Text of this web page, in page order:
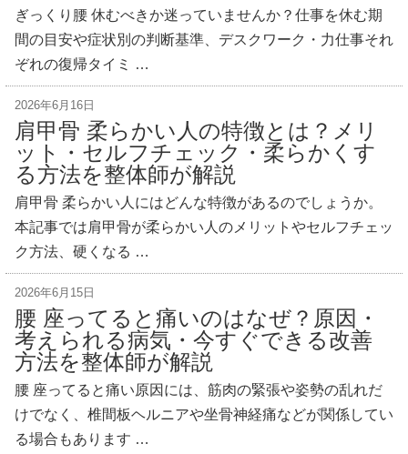
ぎっくり腰 休むべきか迷っていませんか？仕事を休む期
間の目安や症状別の判断基準、デスクワーク・力仕事それ
ぞれの復帰タイミ …
2026年6月16日
肩甲骨 柔らかい人の特徴とは？メリ
ット・セルフチェック・柔らかくす
る方法を整体師が解説
肩甲骨 柔らかい人にはどんな特徴があるのでしょうか。
本記事では肩甲骨が柔らかい人のメリットやセルフチェッ
ク方法、硬くなる …
2026年6月15日
腰 座ってると痛いのはなぜ？原因・
考えられる病気・今すぐできる改善
方法を整体師が解説
腰 座ってると痛い原因には、筋肉の緊張や姿勢の乱れだ
けでなく、椎間板ヘルニアや坐骨神経痛などが関係してい
る場合もあります …